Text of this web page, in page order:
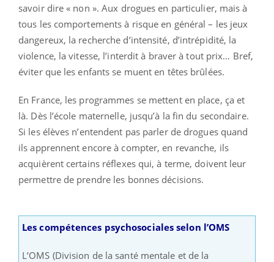
savoir dire « non ». Aux drogues en particulier, mais à
tous les comportements à risque en général – les jeux
dangereux, la recherche d’intensité, d’intrépidité, la
violence, la vitesse, l’interdit à braver à tout prix… Bref,
éviter que les enfants se muent en têtes brûlées.
En France, les programmes se mettent en place, ça et
là. Dès l’école maternelle, jusqu’à la fin du secondaire.
Si les élèves n’entendent pas parler de drogues quand
ils apprennent encore à compter, en revanche, ils
acquièrent certains réflexes qui, à terme, doivent leur
permettre de prendre les bonnes décisions.
Les compétences psychosociales selon l’OMS
L’OMS (Division de la santé mentale et de la